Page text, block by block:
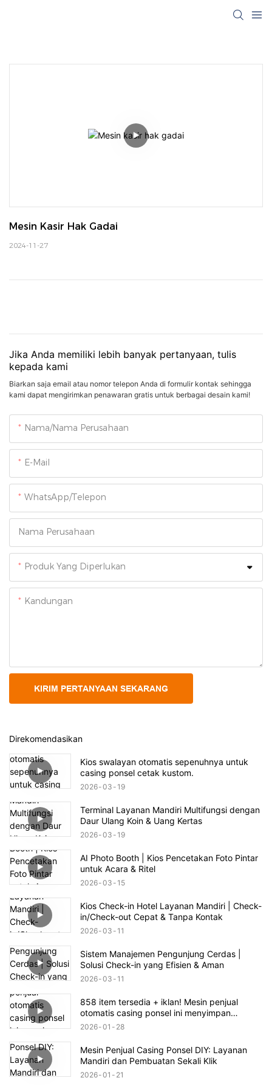
Mesin Kasir Hak Gadai
2024-11-27
Jika Anda memiliki lebih banyak pertanyaan, tulis
kepada kami
Biarkan saja email atau nomor telepon Anda di formulir kontak sehingga
kami dapat mengirimkan penawaran gratis untuk berbagai desain kami!
Nama/Nama Perusahaan
E-Mail
WhatsApp/Telepon
Nama Perusahaan
Produk Yang Diperlukan
Kandungan
KIRIM PERTANYAAN SEKARANG
Direkomendasikan
Kios swalayan otomatis sepenuhnya untuk
casing ponsel cetak kustom.
2026 03 19
Terminal Layanan Mandiri Multifungsi dengan
Daur Ulang Koin & Uang Kertas
2026 03 19
AI Photo Booth | Kios Pencetakan Foto Pintar
untuk Acara & Ritel
2026 03 15
Kios Check-in Hotel Layanan Mandiri | Check-
in/Check-out Cepat & Tanpa Kontak
2026 03 11
Sistem Manajemen Pengunjung Cerdas |
Solusi Check-in yang Efisien & Aman
2026 03 11
858 item tersedia + iklan! Mesin penjual
otomatis casing ponsel ini menyimpan
peluang bisnis yang sangat besar.
2026 01 28
Mesin Penjual Casing Ponsel DIY: Layanan
Mandiri dan Pembuatan Sekali Klik
2026 01 21